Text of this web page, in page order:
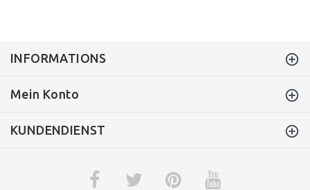
INFORMATIONS
Mein Konto
KUNDENDIENST